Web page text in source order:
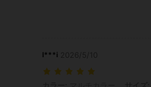
l***i